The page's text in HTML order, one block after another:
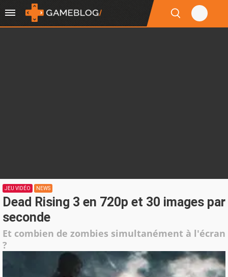
JEU VIDÉO NEWS
Dead Rising 3 en 720p et 30 images par
seconde
Et combien de zombies simultanément à l'écran
?